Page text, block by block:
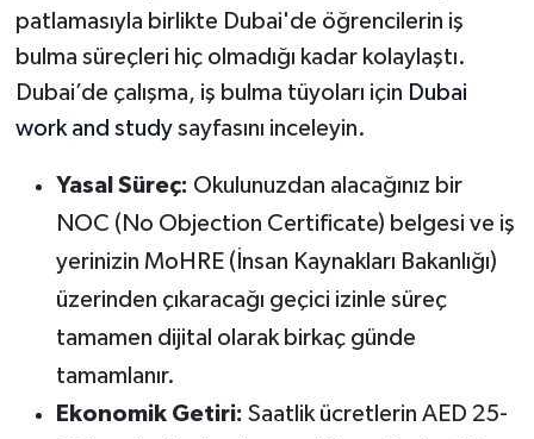
patlamasıyla birlikte Dubai'de öğrencilerin iş
bulma süreçleri hiç olmadığı kadar kolaylaştı.
Dubai’de çalışma, iş bulma tüyoları için Dubai
work and studysayfasını inceleyin.
Yasal Süreç: Okulunuzdan alacağınız bir
NOC (No Objection Certificate) belgesi ve iş
yerinizin MoHRE (İnsan Kaynakları Bakanlığı)
üzerinden çıkaracağı geçici izinle süreç
tamamen dijital olarak birkaç günde
tamamlanır.
Ekonomik Getiri: Saatlik ücretlerin AED 25-